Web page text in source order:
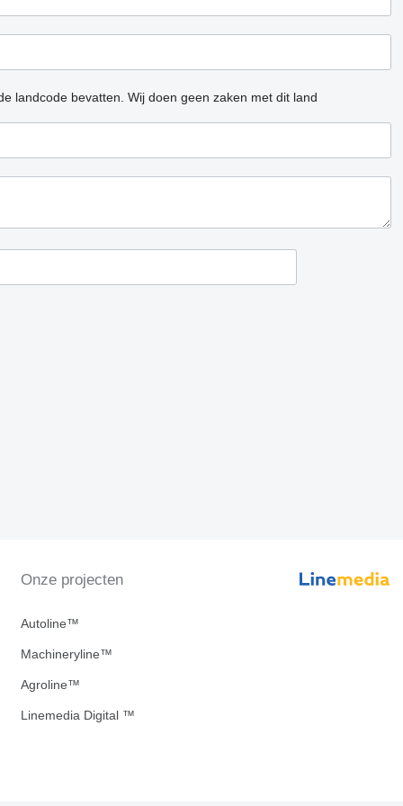
landcode bevatten. Wij doen geen zaken met dit land
Onze projecten
Autoline™
Machineryline™
Agroline™
Linemedia Digital ™